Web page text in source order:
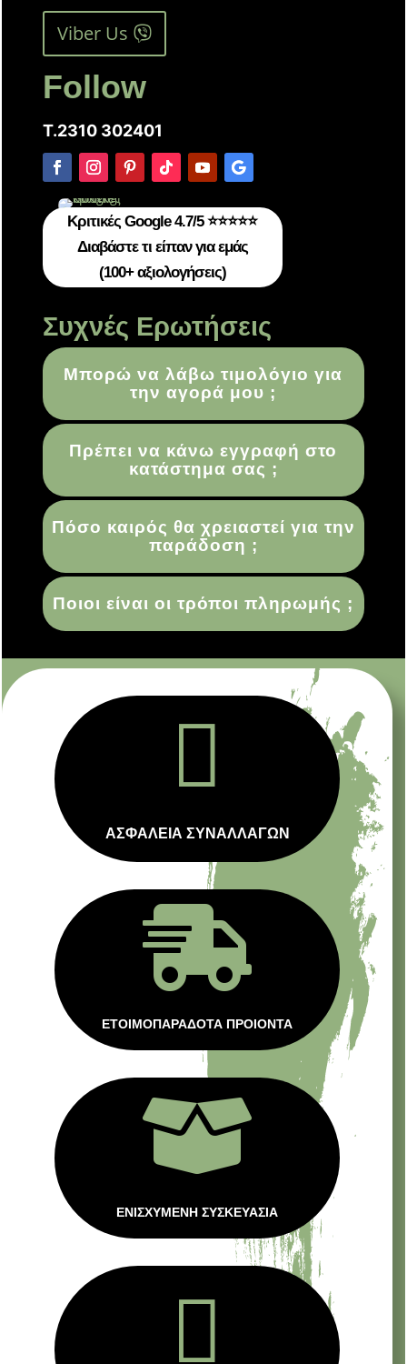
Viber Us
Follow
T.2310 302401
Κριτικές Google 4.7/5 ⭐⭐⭐⭐⭐
Διαβάστε τι είπαν για εμάς
(100+ αξιολογήσεις)
Συχνές Ερωτήσεις
Μπορώ να λάβω τιμολόγιο για
την αγορά μου ;
Πρέπει να κάνω εγγραφή στο
κατάστημα σας ;
Πόσο καιρός θα χρειαστεί για την
παράδοση ;
Ποιοι είναι οι τρόποι πληρωμής ;

ΑΣΦΑΛΕΙΑ ΣΥΝΑΛΛΑΓΩΝ

ΕΤΟΙΜΟΠΑΡΑΔΟΤΑ ΠΡΟΙΟΝΤΑ

ΕΝΙΣΧΥΜΕΝΗ ΣΥΣΚΕΥΑΣΙΑ
